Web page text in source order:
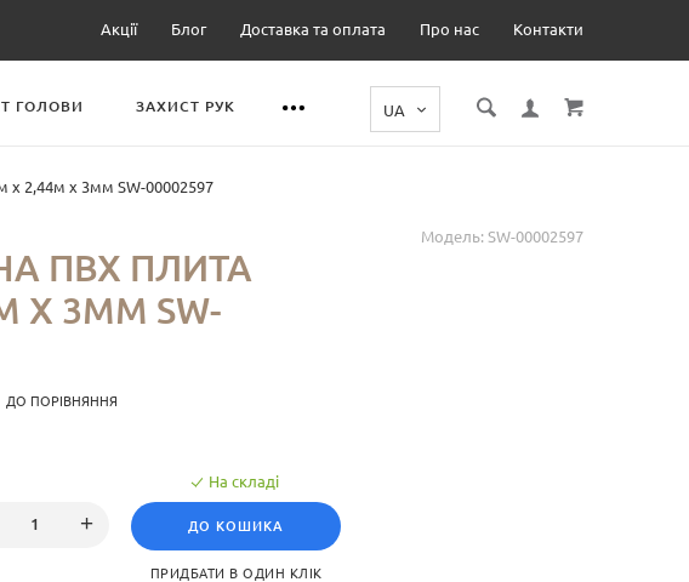
Акції Блог Доставка та оплата Про нас Контакти
ГОЛОВИ ЗАХИСТ РУК
х 2,44м х 3мм SW-00002597
Модель: SW-00002597
ПВХ ПЛИТА
Х 3ММ SW-
ДО ПОРІВНЯННЯ
На складі
ДО КОШИКА
ПРИДБАТИ В ОДИН КЛІК